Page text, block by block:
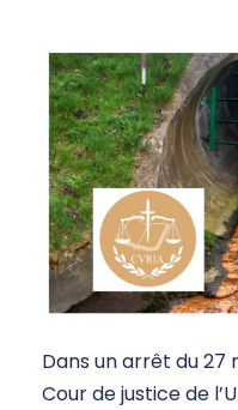
Dans un arrêt du 27
Cour de justice de